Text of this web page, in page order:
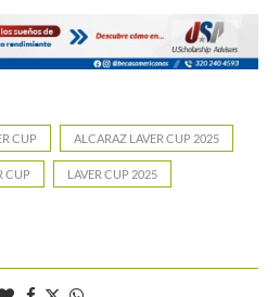
CUP ALCARAZ LAVER CUP 2025
CUP LAVER CUP 2025